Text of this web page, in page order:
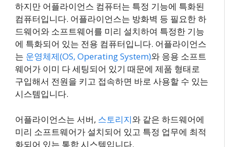
하지만 어플라이언스 컴퓨터는 특정 기능에 특화된
컴퓨터입니다. 어플라이언스는 방화벽 등 필요한 하
드웨어와 소프트웨어를 미리 설치하여 특정한 기능
에 특화되어 있는 전용 컴퓨터입니다. 어플라이언스
는 운영체제(OS, Operating System)와 응용 소프트
웨어가 이미 다 세팅되어 있기 때문에 제품 형태로
구입해서 전원을 키고 접속하면 바로 사용할 수 있는
시스템입니다.
어플라이언스는 서버, 스토리지와 같은 하드웨어에
미리 소프트웨어가 설치되어 있고 특정 업무에 최적
화되어 있는 통합 시스템입니다.